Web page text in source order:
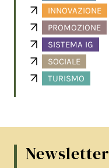
INNOVAZIONE
PROMOZIONE
SISTEMA IG
SOCIALE
TURISMO
Newsletter